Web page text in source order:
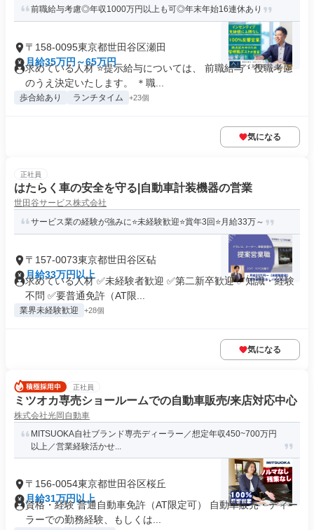
前職給与考慮◎年収1000万円以上も可◎年末年始16連休あり
〒158-0095東京都世田谷区瀬田
月給35万円～65万円
求めている人材 ⭐提示給与については、 前職給与・役職考慮
のうえ決定いたします。 ＊職...
歩合給あり ランチタイム +23個
気になる
正社員
はたらく車の安全を守る|自動車計装機器の営業
世田谷サービス株式会社
サービス業の経験が強みに⭐未経験歓迎⭐賞年3回⭐月給33万～
〒157-0073東京都世田谷区砧
月給33万円以上
求めている人材 ✅未経験者歓迎 ✅第二新卒歓迎 ✅知識・経験
不問 ✅要普通免許（AT限...
業界未経験歓迎 +28個
気になる
正社員
ミツオカ専売ショールームでの自動車販売/来店対応中心
株式会社光岡自動車
MITSUOKA自社ブランド専売ディーラー／想定年収450~700万円
以上／営業経験活かせ...
〒156-0054東京都世田谷区桜丘
月給31万円以上
資格・経験 普通自動車免許（AT限定可） 自動車販売・ディー
ラーでの勤務経験、もしくは...